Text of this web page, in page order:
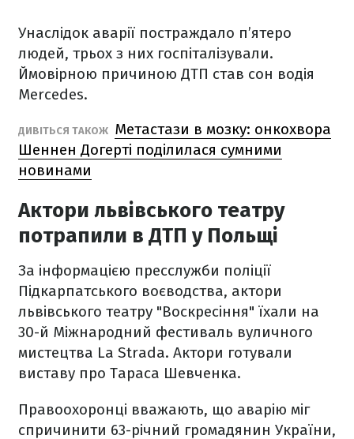
Унаслідок аварії постраждало п’ятеро
людей, трьох з них госпіталізували.
Ймовірною причиною ДТП став сон водія
Mercedes.
ДИВІТЬСЯ ТАКОЖ Метастази в мозку: онкохвора
Шеннен Догерті поділилася сумними
новинами
Актори львівського театру
потрапили в ДТП у Польщі
За інформацією пресслужби поліції
Підкарпатського воєводства, актори
львівського театру "Воскресіння" їхали на
30-й Міжнародний фестиваль вуличного
мистецтва La Strada. Актори готували
виставу про Тараса Шевченка.
Правоохоронці вважають, що аварію міг
спричинити 63-річний громадянин України,